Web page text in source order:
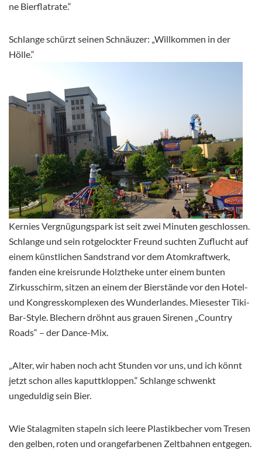
ne Bierflatrate.“
Schlange schürzt seinen Schnäuzer: „Willkommen in der
Hölle.“
Kernies Vergnügungspark ist seit zwei Minuten geschlossen.
Schlange und sein rotgelockter Freund suchten Zuflucht auf
einem künstlichen Sandstrand vor dem Atomkraftwerk,
fanden eine kreisrunde Holztheke unter einem bunten
Zirkusschirm, sitzen an einem der Bierstände vor den Hotel-
und Kongresskomplexen des Wunderlandes. Miesester Tiki-
Bar-Style. Blechern dröhnt aus grauen Sirenen „Country
Roads“ – der Dance-Mix.
„Alter, wir haben noch acht Stunden vor uns, und ich könnt
jetzt schon alles kaputtkloppen.“ Schlange schwenkt
ungeduldig sein Bier.
Wie Stalagmiten stapeln sich leere Plastikbecher vom Tresen
den gelben, roten und orangefarbenen Zeltbahnen entgegen.